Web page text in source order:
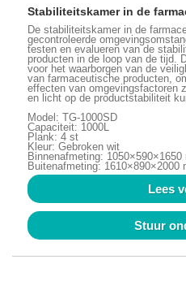
Stabiliteitskamer in de
De stabiliteitskamer in de
gecontroleerde
testen en evalueren van de
producten in de loop van de tijd.
voor het waarborgen van de
van farmaceutische producten,
effecten van omgevingsfactoren
en licht op de productstabiliteit
Model: TG-1000SD
Capaciteit: 1000L
Plank: 4 st
Kleur: Gebroken wit
Binnenafmeting: 1050×590×1650
Buitenafmeting: 1610×890×2000
Lees
Stuur